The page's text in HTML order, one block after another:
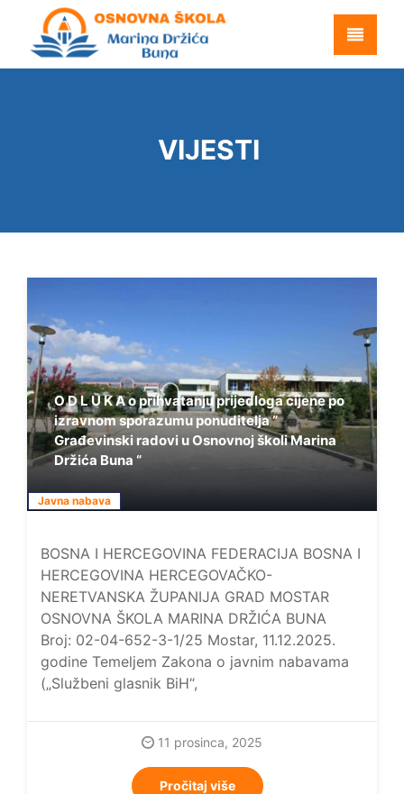
VIJESTI
O D L U K A o prihvatanju prijedloga cijene po
izravnom sporazumu ponuditelja ”
Građevinski radovi u Osnovnoj školi Marina
Držića Buna “
Javna nabava
BOSNA I HERCEGOVINA FEDERACIJA BOSNA I
HERCEGOVINA HERCEGOVAČKO-
NERETVANSKA ŽUPANIJA GRAD MOSTAR
OSNOVNA ŠKOLA MARINA DRŽIĆA BUNA
Broj: 02-04-652-3-1/25 Mostar, 11.12.2025.
godine Temeljem Zakona o javnim nabavama
(„Službeni glasnik BiH“,
Pročitaj više
11 prosinca, 2025